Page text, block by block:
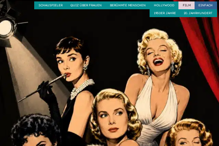
EINFACH
FILM
HOLLYWOOD
BERÜHMTE MENSCHEN
QUIZ ÜBER FRAUEN
SCHAUSPIELER
20. JAHRHUNDERT
1950ER JAHRE